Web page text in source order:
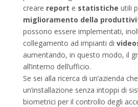
creare report e statistiche utili
miglioramento della
possono essere implementati,
collegamento ad impianti di
aumentando, in questo modo, il
all’interno dell’ufficio.
Se sei alla ricerca di un’azienda
un’installazione senza intoppi di
biometrici per il controllo degli